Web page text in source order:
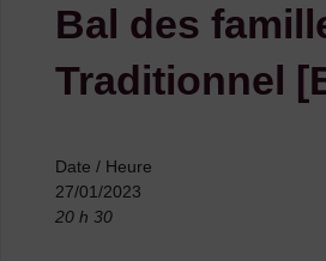
Bal des
Traditionnel
Date / Heure
27/01/2023
20 h 30